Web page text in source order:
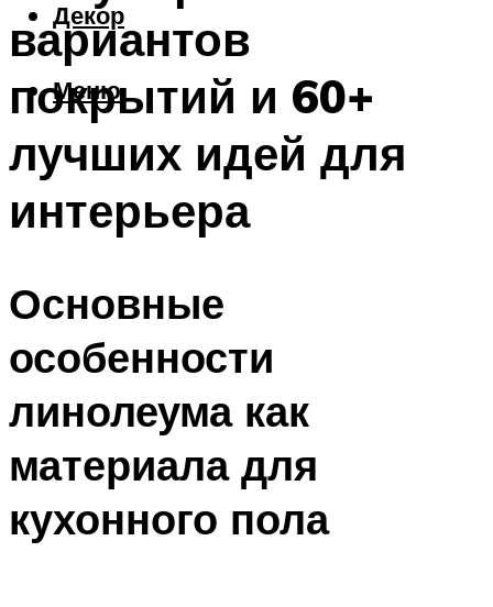
Декор
Меню
вариантов
покрытий и 60+
лучших идей для
интерьера
Основные
особенности
линолеума как
материала для
кухонного пола